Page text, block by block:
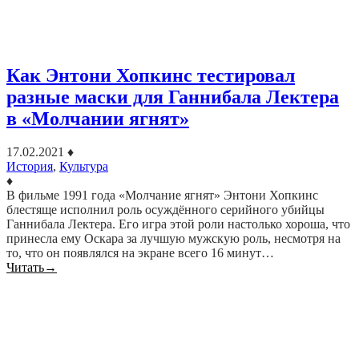
Как Энтони Хопкинс тестировал
разные маски для Ганнибала Лектера
в «Молчании ягнят»
17.02.2021 ♦
История, Культура
♦
В фильме 1991 года «Молчание ягнят» Энтони Хопкинс
блестяще исполнил роль осуждённого серийного убийцы
Ганнибала Лектера. Его игра этой роли настолько хороша, что
принесла ему Оскара за лучшую мужскую роль, несмотря на
то, что он появлялся на экране всего 16 минут…
Читать→